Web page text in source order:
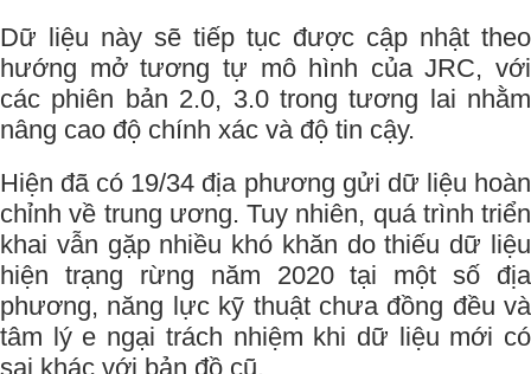
Dữ liệu này sẽ tiếp tục được cập nhật theo
hướng mở tương tự mô hình của JRC, với
các phiên bản 2.0, 3.0 trong tương lai nhằm
nâng cao độ chính xác và độ tin cậy.
Hiện đã có 19/34 địa phương gửi dữ liệu hoàn
chỉnh về trung ương. Tuy nhiên, quá trình triển
khai vẫn gặp nhiều khó khăn do thiếu dữ liệu
hiện trạng rừng năm 2020 tại một số địa
phương, năng lực kỹ thuật chưa đồng đều và
tâm lý e ngại trách nhiệm khi dữ liệu mới có
sai khác với bản đồ cũ.